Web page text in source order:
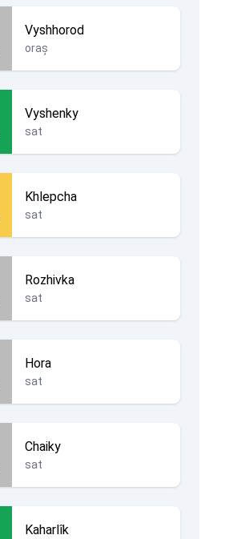
Vyshhorod
oraș
Vyshenky
sat
Khlepcha
sat
Rozhivka
sat
Hora
sat
Chaiky
sat
Kaharlîk